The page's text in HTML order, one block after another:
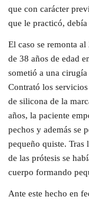
que con carácter
que le practicó,
El caso se remonta
de 38 años de edad
sometió a una cirugía
Contrató los
de silicona de la
años, la paciente
pechos y además se
pequeño quiste. Tras
de las prótesis se
cuerpo formando
Ante este hecho en